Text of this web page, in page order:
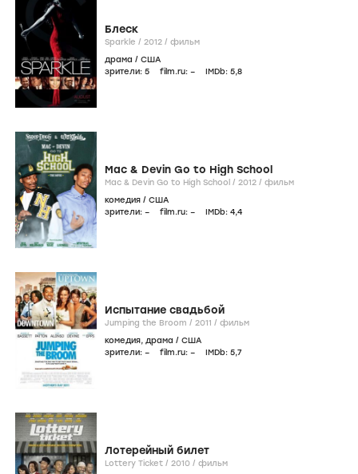
Блеск
Sparkle / 2012 / фильм
драма / США
зрители: 5 film.ru: – IMDb: 5,8
Mac & Devin Go to High School
Mac & Devin Go to High School / 2012 / фильм
комедия / США
зрители: – film.ru: – IMDb: 4,4
Испытание свадьбой
Jumping the Broom / 2011 / фильм
комедия, драма / США
зрители: – film.ru: – IMDb: 5,7
Лотерейный билет
Lottery Ticket / 2010 / фильм